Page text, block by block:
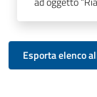
Esporta elenco